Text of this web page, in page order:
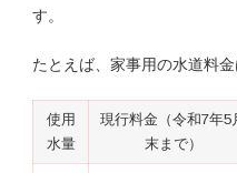
す。
たとえば、家事用の水道料金
使用
水量
現行料金（令和7年5
末まで）